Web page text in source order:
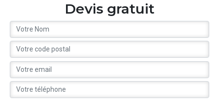
Devis gratuit